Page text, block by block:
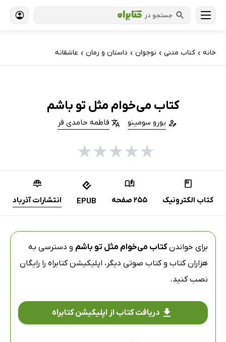
جستجو در
خانه › کتاب‌ متنی › نوجوان › داستان و رمان › عاشقانه
کتاب می‌خوام مثل تو باشم
یورو سومینو فاطمه حامدی فر
★
★
★
★
★
کتاب الکترونیک 255 صفحه EPUB انتشارات آذرباد
برای خواندنکتاب می‌خوام مثل تو باشم و دسترسی به
هزاران کتاب و کتاب صوتی دیگر، اپلیکیشن کتابراه را رایگان
نصب کنید.
دریافت کتاب از اپلیکیشن کتابراه